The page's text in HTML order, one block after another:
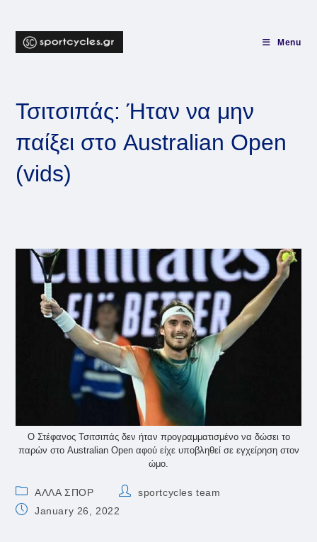
content
Menu
Τσιτσιπάς: Ήταν να μην
παίξει στο Australian Open
(vids)
Ο Στέφανος Τσιτσιπάς δεν ήταν προγραμματισμένο να δώσει το
παρών στο Australian Open αφού είχε υποβληθεί σε εγχείρηση στον
ώμο.
Post
category:
ΑΛΛΑ ΣΠΟΡ
Postsportcycles team
PostJanuary 26, 2022